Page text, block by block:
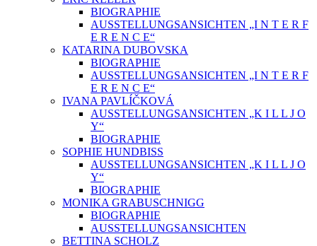
BIOGRAPHIE
AUSSTELLUNGSANSICHTEN „I N T E R F
E R E N C E“
KATARINA DUBOVSKA
BIOGRAPHIE
AUSSTELLUNGSANSICHTEN „I N T E R F
E R E N C E“
IVANA PAVLÍČKOVÁ
AUSSTELLUNGSANSICHTEN „K I L L J O
Y“
BIOGRAPHIE
SOPHIE HUNDBISS
AUSSTELLUNGSANSICHTEN „K I L L J O
Y“
BIOGRAPHIE
MONIKA GRABUSCHNIGG
BIOGRAPHIE
AUSSTELLUNGSANSICHTEN
BETTINA SCHOLZ